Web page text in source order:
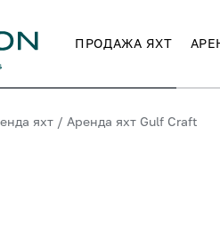
ПРОДАЖА ЯХТ
яхт / Аренда яхт Gulf Craft